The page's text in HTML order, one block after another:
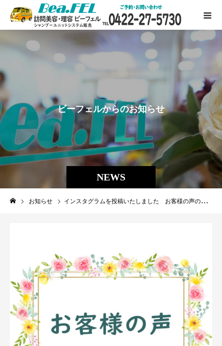
NEWS
ビーフェルからのお知 らせ
お知らせ インスタグラムを投稿いたしました お客様の声のご紹介